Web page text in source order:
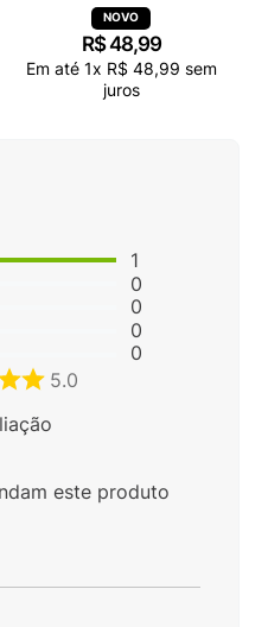
R$48,99
Em até 1x R$ 48,99 sem
juros
1
0
0
0
0
5.0
este produto